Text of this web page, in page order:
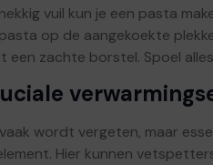
vuil kun je een pasta
op de aangekoekte
een zachte borstel. Spoel
wordt vergeten, maar
Hier kunnen